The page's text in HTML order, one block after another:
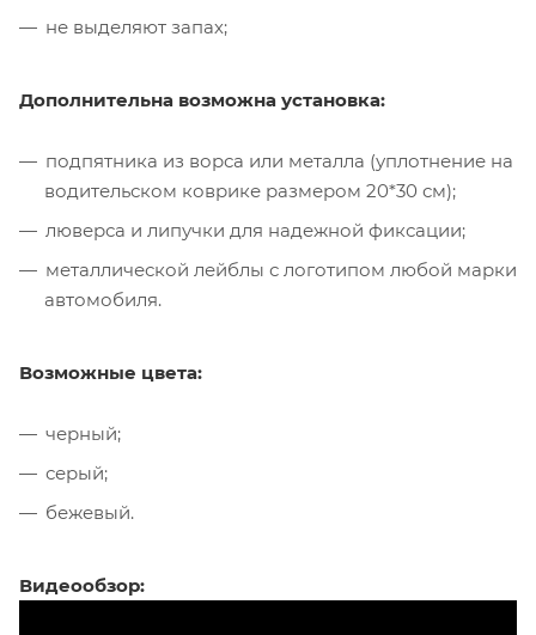
не выделяют запах;
Дополнительна возможна установка:
подпятника из ворса или металла (уплотнение на
водительском коврике размером 20*30 см);
люверса и липучки для надежной фиксации;
металлической лейблы с логотипом любой марки
автомобиля.
Возможные цвета:
черный;
серый;
бежевый.
Видеообзор: